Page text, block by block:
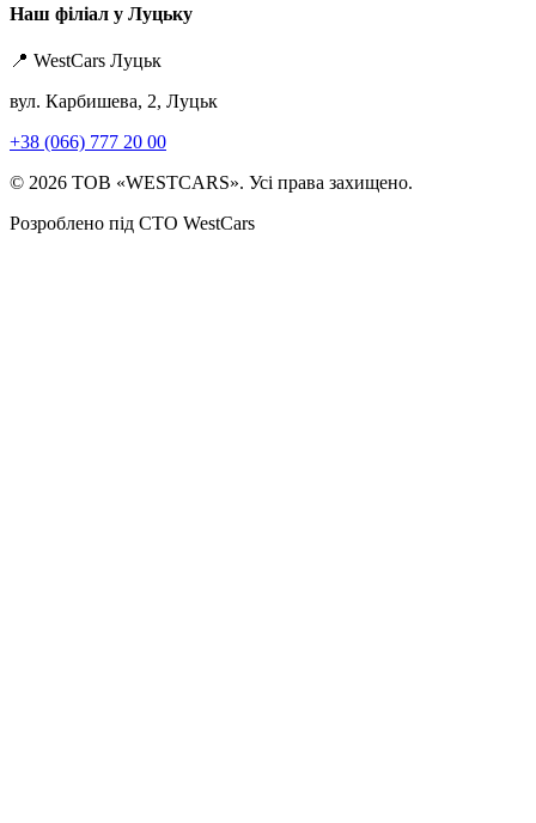
Наш філіал у Луцьку
📍 WestCars Луцьк
вул. Карбишева, 2, Луцьк
+38 (066) 777 20 00
© 2026 ТОВ «WESTCARS». Усі права захищено.
Розроблено під СТО WestCars